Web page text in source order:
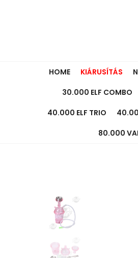
HOME KIÁRUSÍTÁS
30.000 ELF COMBO
40.000 ELF TRIO
80.000